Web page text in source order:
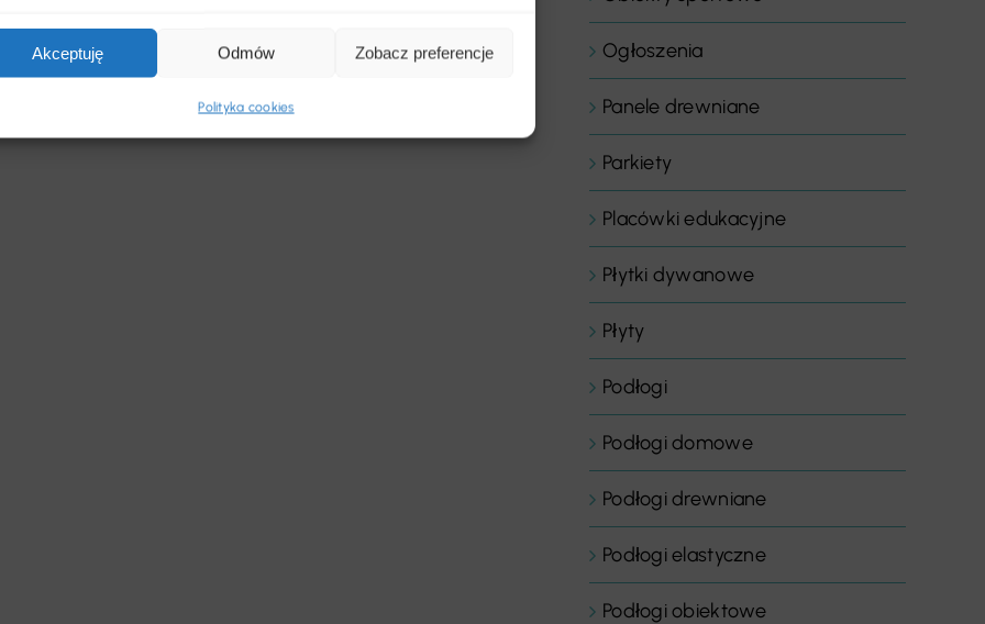
Akceptuję Odmów Zobacz preferencje
Polityka cookies
Ogłoszenia
Panele drewniane
Parkiety
Placówki edukacyjne
Płytki dywanowe
Płyty
Podłogi
Podłogi domowe
Podłogi drewniane
Podłogi elastyczne
Podłogi obiektowe